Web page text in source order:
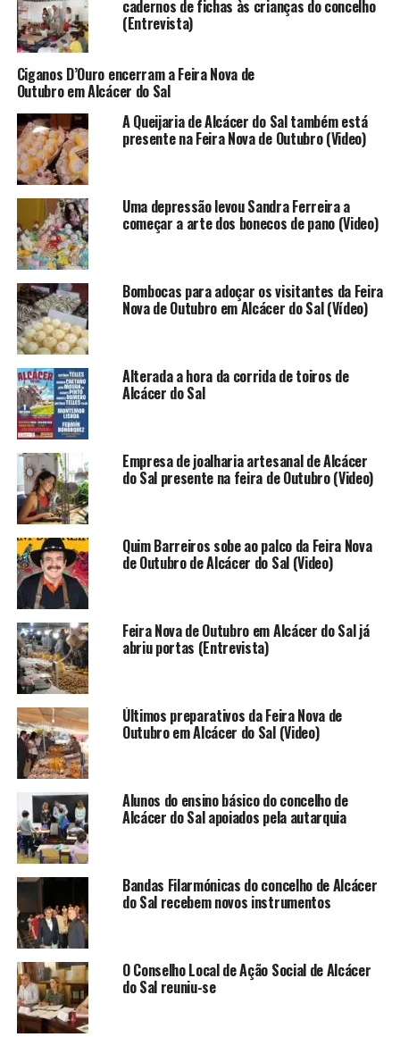
cadernos de fichas às crianças do concelho
(Entrevista)
Ciganos D’Ouro encerram a Feira Nova de
Outubro em Alcácer do Sal
A Queijaria de Alcácer do Sal também está
presente na Feira Nova de Outubro (Video)
Uma depressão levou Sandra Ferreira a
começar a arte dos bonecos de pano (Video)
Bombocas para adoçar os visitantes da Feira
Nova de Outubro em Alcácer do Sal (Vídeo)
Alterada a hora da corrida de toiros de
Alcácer do Sal
Empresa de joalharia artesanal de Alcácer
do Sal presente na feira de Outubro (Video)
Quim Barreiros sobe ao palco da Feira Nova
de Outubro de Alcácer do Sal (Video)
Feira Nova de Outubro em Alcácer do Sal já
abriu portas (Entrevista)
Últimos preparativos da Feira Nova de
Outubro em Alcácer do Sal (Video)
Alunos do ensino básico do concelho de
Alcácer do Sal apoiados pela autarquia
Bandas Filarmónicas do concelho de Alcácer
do Sal recebem novos instrumentos
O Conselho Local de Ação Social de Alcácer
do Sal reuniu-se